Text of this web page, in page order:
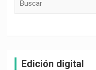
Edición digital